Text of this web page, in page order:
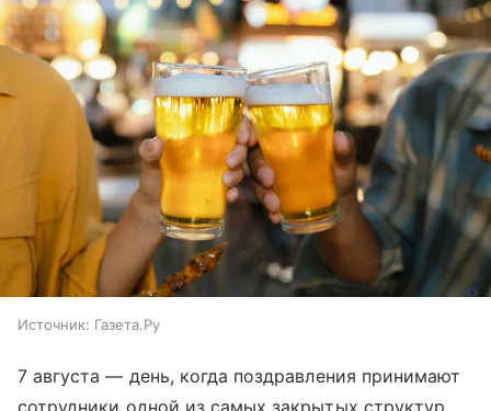
Источник: Газета.Ру
7 августа — день, когда поздравления принимают